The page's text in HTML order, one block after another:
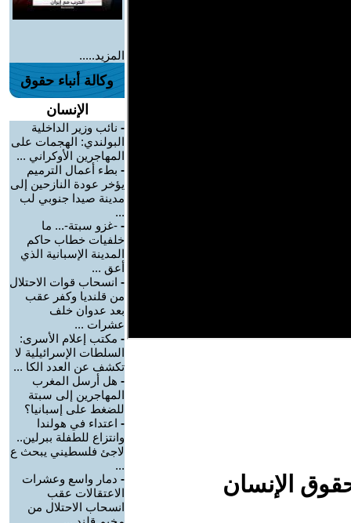
الإنسان
المزيد.....
وكالة أنباء حقوق
الإنسان
- نائب وزير الداخلية
البولندي: الهجمات على
المهاجرين الأوكراني ...
- بطء أعمال الترميم
يؤخر عودة النازحين إلى
مدينة صيدا جنوبي لب
...
- -غزو سبتة-... ما
خلفيات خطاب حاكم
المدينة الإسبانية الذي
أعق ...
- انسحاب قوات الاحتلال
من قلنديا وكفر عقب
بعد عدوان خلف
عشرات ...
- مكتب إعلام الأسرى:
السلطات الإسرائيلية لا
تكشف عن العدد الكا ...
- هل أرسل المغرب
المهاجرين إلى سبتة
للضغط على إسبانيا؟
- اعتداء في هولندا
وانتزاع للطفلة ببرلين..
لاجئ فلسطيني يبحث ع
...
- دمار واسع وعشرات
الاعتقالات عقب
انسحاب الاحتلال من